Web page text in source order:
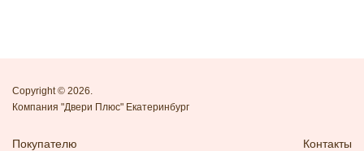
Copyright © 2026.
Компания "Двери Плюс" Екатеринбург
Покупателю Контакты